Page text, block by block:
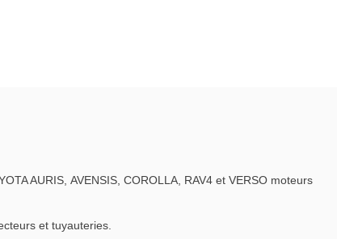
AURIS, AVENSIS, COROLLA, RAV4 et VERSO moteurs
et tuyauteries.